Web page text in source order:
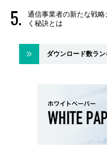
通信事業者の新たな戦
く秘訣とは
ダウンロード数ラ